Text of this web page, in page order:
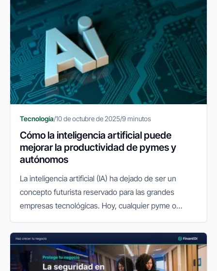
Tecnología/10 de octubre de 2025/9 minutos
Cómo la inteligencia artificial puede
mejorar la productividad de pymes y
autónomos
La inteligencia artificial (IA) ha dejado de ser un
concepto futurista reservado para las grandes
empresas tecnológicas. Hoy, cualquier pyme o
mejorar la productividad, reducir...